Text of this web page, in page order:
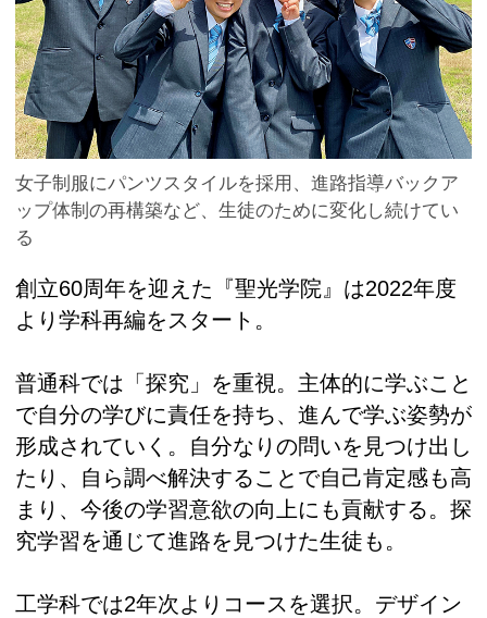
女子制服にパンツスタイルを採用、進路指導バックア
ップ体制の再構築など、生徒のために変化し続けてい
る
創立60周年を迎えた『聖光学院』は2022年度
より学科再編をスタート。
普通科では「探究」を重視。主体的に学ぶこと
で自分の学びに責任を持ち、進んで学ぶ姿勢が
形成されていく。自分なりの問いを見つけ出し
たり、自ら調べ解決することで自己肯定感も高
まり、今後の学習意欲の向上にも貢献する。探
究学習を通じて進路を見つけた生徒も。
工学科では2年次よりコースを選択。デザイン